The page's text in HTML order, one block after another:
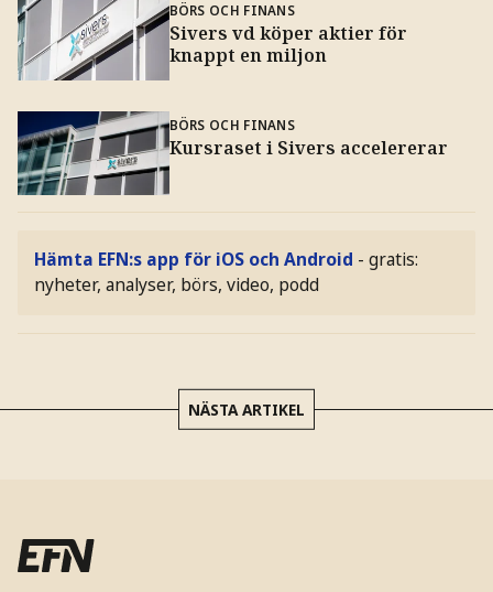
BÖRS OCH FINANS
Sivers vd köper aktier för
knappt en miljon
BÖRS OCH FINANS
Kursraset i Sivers accelererar
Hämta EFN:s app för iOS och Android - gratis:
nyheter, analyser, börs, video, podd
NÄSTA ARTIKEL